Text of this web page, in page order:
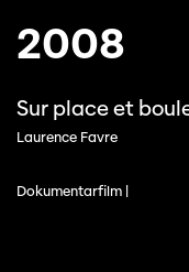
2008
Sur place et
Laurence Favre
Dokumentarfilm |